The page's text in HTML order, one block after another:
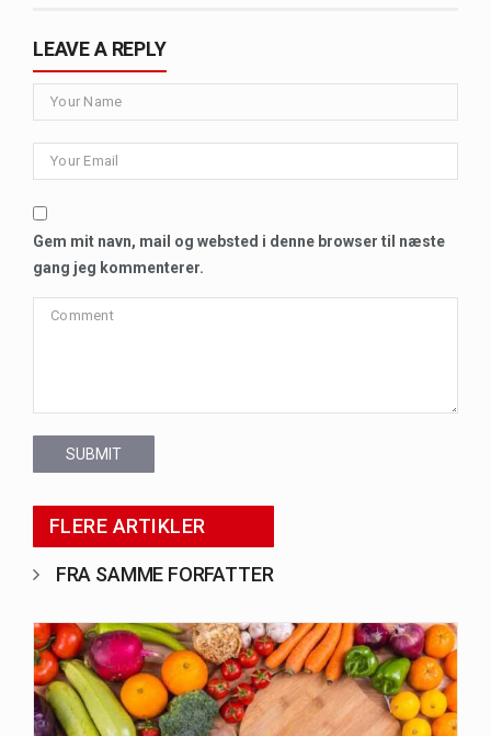
LEAVE A REPLY
Gem mit navn, mail og websted i denne browser til næste
gang jeg kommenterer.
SUBMIT
FLERE ARTIKLER
FRA SAMME FORFATTER